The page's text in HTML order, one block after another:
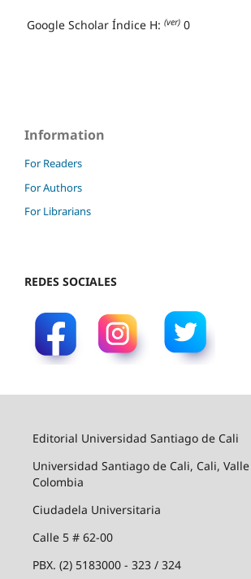
Google Scholar Índice H: (ver) 0
Information
For Readers
For Authors
For Librarians
REDES SOCIALES
Editorial Universidad Santiago de Cali
Universidad Santiago de Cali, Cali,
Colombia
Ciudadela Universitaria
Calle 5 # 62-00
PBX. (2) 5183000 - 323 / 324